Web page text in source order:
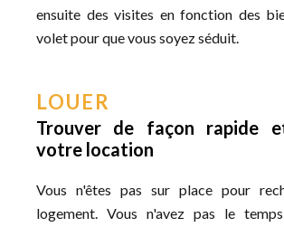
ensuite des visites en fonction des
volet pour que vous soyez séduit.
LOUER
Trouver de façon rapide
votre location
Vous n'êtes pas sur place pour
logement. Vous n'avez pas le